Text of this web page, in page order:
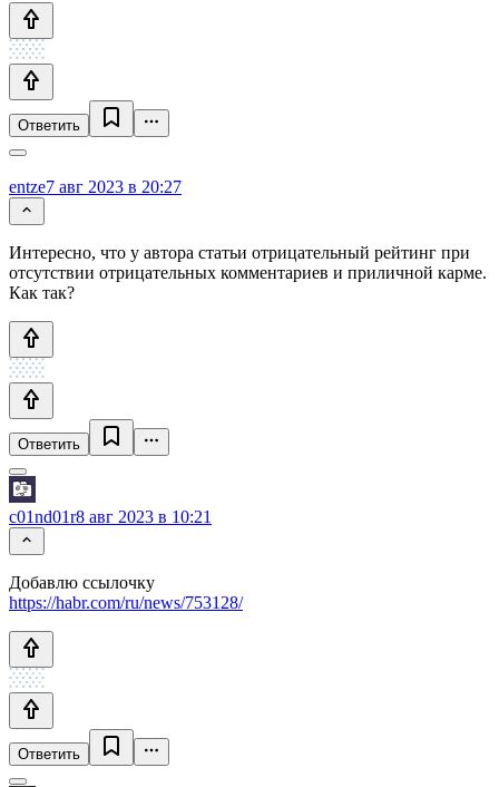
Ответить
entze7 авг 2023 в 20:27
Интересно, что у автора статьи отрицательный рейтинг при
отсутствии отрицательных комментариев и приличной карме.
Как так?
Ответить
c01nd01r8 авг 2023 в 10:21
Добавлю ссылочку
https://habr.com/ru/news/753128/
Ответить